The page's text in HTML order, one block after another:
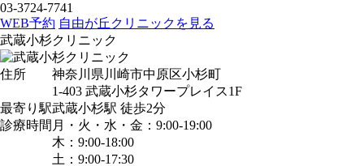
03-3724-7741
WEB予約 自由が丘クリニックを見る
武蔵小杉クリニック
住所
神奈川県川崎市中原区小杉町
1-403 武蔵小杉タワープレイス1F
最寄り駅武蔵小杉駅 徒歩2分
診療時間 月・火・水・金：9:00-19:00
木：9:00-18:00
土：9:00-17:30